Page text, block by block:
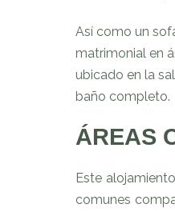
Así como un
matrimonial en
ubicado en la
baño completo.
ÁREAS
Este
comunes